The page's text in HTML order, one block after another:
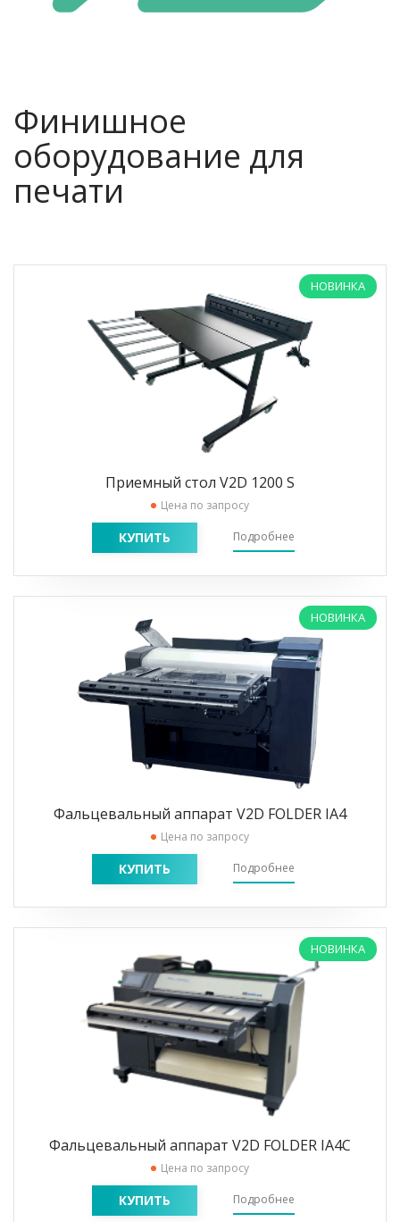
Финишное
оборудование для
печати
НОВИНКА
Приемный стол V2D 1200 S
Цена по запросу
КУПИТЬ Подробнее
НОВИНКА
Фальцевальный аппарат V2D FOLDER IA4
Цена по запросу
КУПИТЬ Подробнее
НОВИНКА
Фальцевальный аппарат V2D FOLDER IA4C
Цена по запросу
КУПИТЬ Подробнее